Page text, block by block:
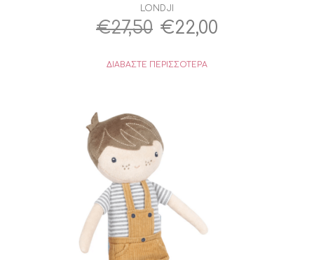
LONDJI
€27,50 Original
€22,00
ΔΙΑΒΆΣΤΕ ΠΕΡΙΣΣΌΤΕΡΑ